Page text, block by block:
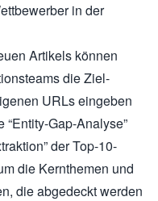
in der
Artikels können
die Ziel-
URLs eingeben
Gap-Analyse”
der Top-10-
die Kernthemen und
die abgedeckt werden